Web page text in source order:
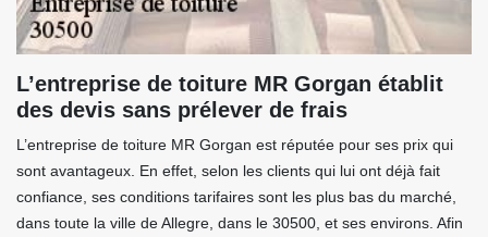
L’entreprise de toiture MR Gorgan établit
des devis sans prélever de frais
L’entreprise de toiture MR Gorgan est réputée pour ses prix qui
sont avantageux. En effet, selon les clients qui lui ont déjà fait
confiance, ses conditions tarifaires sont les plus bas du marché,
dans toute la ville de Allegre, dans le 30500, et ses environs. Afin